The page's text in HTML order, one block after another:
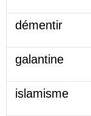
démentir
galantine
islamisme